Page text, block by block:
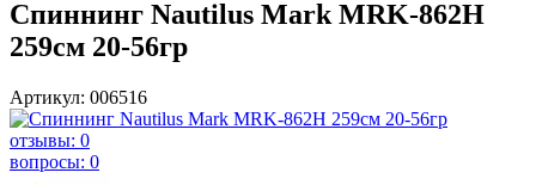
Спиннинг Nautilus Mark MRK-862H
259см 20-56гр
Артикул: 006516
отзывы: 0
вопросы: 0